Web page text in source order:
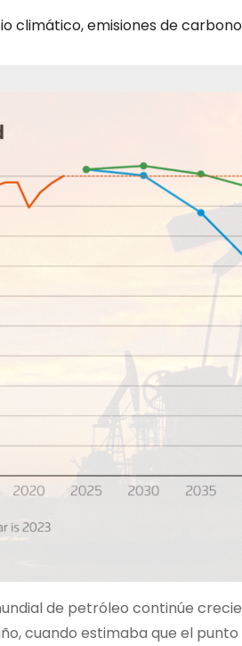
climático,emisiones de carbono
de petróleo continúe
cuando estimaba que el